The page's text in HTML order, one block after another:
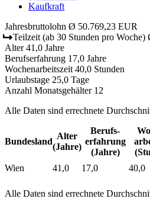
Kaufkraft
Jahresbruttolohn Ø 50.769,23 EUR
Teilzeit (ab 30 Stunden pro Woche)
Alter 41,0 Jahre
Berufserfahrung 17,0 Jahre
Wochenarbeitszeit 40,0 Stunden
Urlaubstage 25,0 Tage
Anzahl Monatsgehälter 12
Alle Daten sind errechnete
Bundesland
Alter
(Jahre)
Berufs­
erfahrung
(Jahre)
Wien 41,0 17,0 40,0
Alle Daten sind errechnete